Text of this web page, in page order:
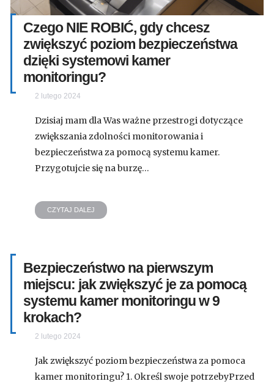
Czego NIE ROBIĆ, gdy chcesz
zwiększyć poziom bezpieczeństwa
dzięki systemowi kamer
monitoringu?
2 lutego 2024
Dzisiaj mam dla Was ważne przestrogi dotyczące
zwiększania zdolności monitorowania i
bezpieczeństwa za pomocą systemu kamer.
Przygotujcie się na burzę…
CZYTAJ DALEJ
Bezpieczeństwo na pierwszym
miejscu: jak zwiększyć je za pomocą
systemu kamer monitoringu w 9
krokach?
2 lutego 2024
Jak zwiększyć poziom bezpieczeństwa za pomoca
kamer monitoringu? 1. Określ swoje potrzebyPrzed